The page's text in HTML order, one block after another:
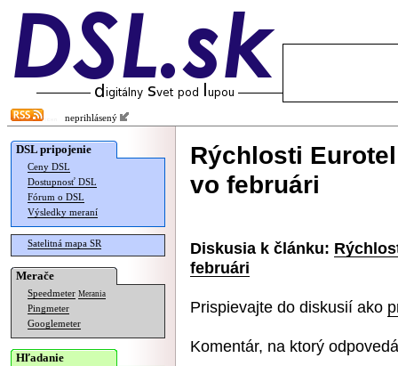
neprihlásený
DSL pripojenie
Ceny DSL
Dostupnosť DSL
Fórum o DSL
Výsledky meraní
Satelitná mapa SR
Merače
Speedmeter Merania
Pingmeter
Googlemeter
Hľadanie
Rýchlosti Eurotel
vo februári
Diskusia k článku:
februári
Prispievajte do diskusií ako
Komentár, na ktorý